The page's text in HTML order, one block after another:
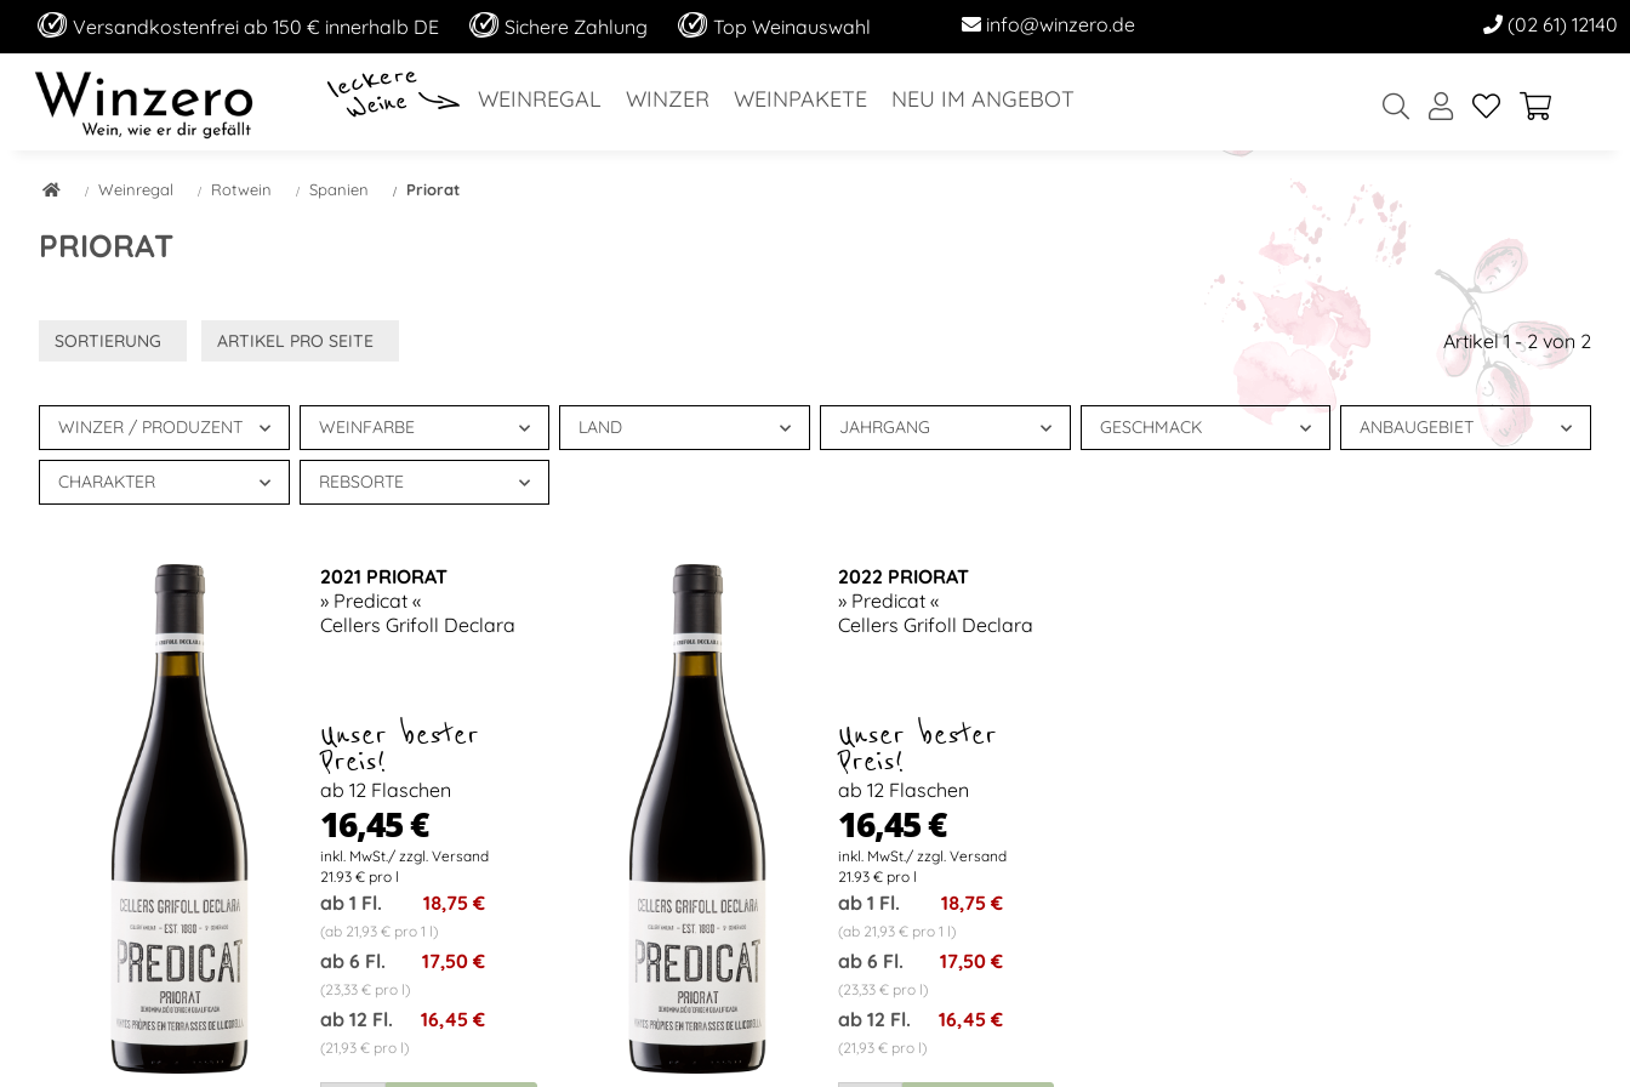
Versandkostenfrei ab 150 € innerhalb DE Sichere Zahlung Top Weinauswahl info@winzero.de (02 61) 12140
WEINREGAL WINZER WEINPAKETE NEU IM ANGEBOT
Weinregal Rotwein Spanien Priorat
PRIORAT
SORTIERUNG ARTIKEL PRO SEITE Artikel 1 - 2 von 2
WINZER / PRODUZENT WEINFARBE LAND JAHRGANG GESCHMACK ANBAUGEBIET
CHARAKTER REBSORTE
2021 PRIORAT
» Predicat «
Cellers Grifoll Declara
Unser bester
Preis!
ab 12 Flaschen
16,45 €
21.93 € pro l
ab 1 Fl. 18,75 €
(ab 21,93 € pro 1 l)
ab 6 Fl. 17,50 €
(23,33 € pro l)
ab 12 Fl. 16,45 €
(21,93 € pro l)
2022 PRIORAT
» Predicat «
Cellers Grifoll Declara
Unser bester
Preis!
ab 12 Flaschen
16,45 €
21.93 € pro l
ab 1 Fl. 18,75 €
(ab 21,93 € pro 1 l)
ab 6 Fl. 17,50 €
(23,33 € pro l)
ab 12 Fl. 16,45 €
(21,93 € pro l)